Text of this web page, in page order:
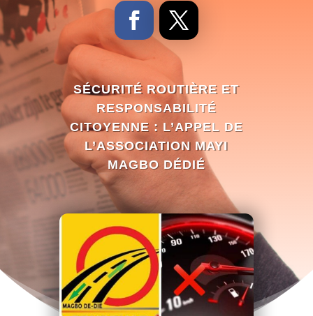
SÉCURITÉ ROUTIÈRE ET
RESPONSABILITÉ
CITOYENNE : L’APPEL DE
L’ASSOCIATION MAYI
MAGBO DÉDIÉ